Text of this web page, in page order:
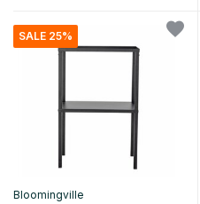
SALE 25%
Bloomingville